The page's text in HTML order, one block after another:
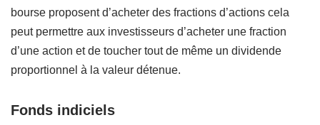
bourse proposent d’acheter des fractions d’actions cela
peut permettre aux investisseurs d’acheter une fraction
d’une action et de toucher tout de même un dividende
proportionnel à la valeur détenue.
Fonds indiciels